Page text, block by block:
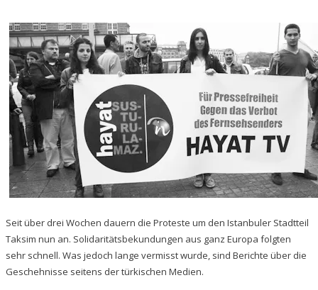
Seit über drei Wochen dauern die Proteste um den Istanbuler Stadtteil
Taksim nun an. Solidaritätsbekundungen aus ganz Europa folgten
sehr schnell. Was jedoch lange vermisst wurde, sind Berichte über die
Geschehnisse seitens der türkischen Medien.